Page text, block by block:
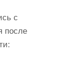
с
после